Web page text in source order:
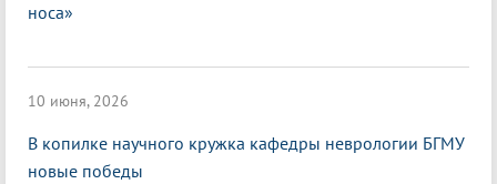
носа»
10 июня, 2026
В копилке научного кружка кафедры неврологии БГМУ
новые победы